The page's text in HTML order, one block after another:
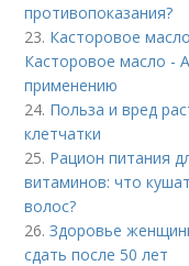
противопоказания?
23. Касторовое
Касторовое масло -
применению
24. Польза и вред
клетчатки
25. Рацион питания
витаминов: что
волос?
26.Здоровье
сдать после 50 лет